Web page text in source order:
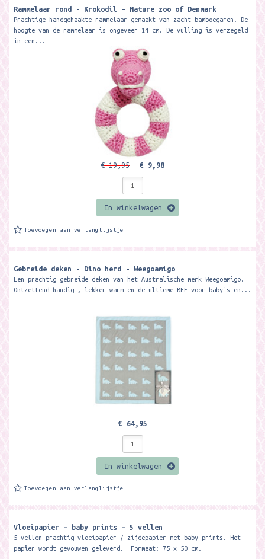
Rammelaar rond - Krokodil - Nature zoo of Denmark
Prachtige handgehaakte rammelaar gemaakt van zacht bamboegaren. De
hoogte van de rammelaar is ongeveer 14 cm. De vulling is verzegeld
in een...
€ 19,95 € 9,98
In winkelwagen
Toevoegen aan verlanglijstje
Gebreide deken - Dino herd - Weegoamigo
Een prachtig gebreide deken van het Australische merk Weegoamigo.
Ontzettend handig , lekker warm en de ultieme BFF voor baby's en...
€ 64,95
In winkelwagen
Toevoegen aan verlanglijstje
Vloeipapier - baby prints - 5 vellen
5 vellen prachtig vloeipapier / zijdepapier met baby prints. Het
papier wordt gevouwen geleverd. Formaat: 75 x 50 cm.